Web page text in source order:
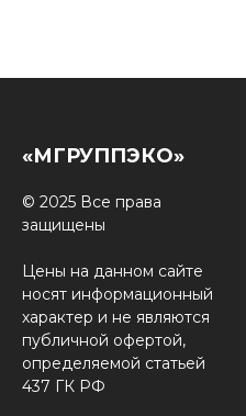
«МГРУППЭКО»
© 2025 Все права
защищены
Цены на данном сайте
носят информационный
характер и не являются
публичной офертой,
определяемой статьей
437 ГК РФ